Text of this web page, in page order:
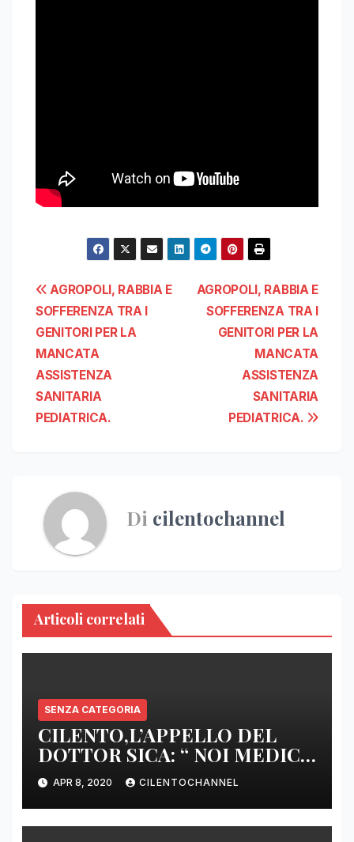
Navigazione
articoli
AGROPOLI, RABBIA E
SOFFERENZA TRA I
GENITORI PER LA
MANCATA
ASSISTENZA
SANITARIA
PEDIATRICA.
AGROPOLI, RABBIA E
SOFFERENZA TRA I
GENITORI PER LA
MANCATA
ASSISTENZA
SANITARIA
PEDIATRICA.
Di cilentochannel
Articoli correlati
SENZA CATEGORIA
CILENTO,L’APPELLO DEL
DOTTOR SICA: “ NOI MEDICI
DI BASE SIAMO SENZA ARMI
E SENZA PRESIDI”
APR 8, 2020 CILENTOCHANNEL